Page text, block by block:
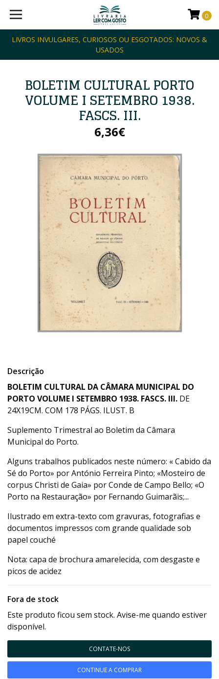
LIVROS INVULGARES, CURIOSOS OU ESGOTADOS: NOVOS &
USADOS
0
BOLETIM CULTURAL PORTO
VOLUME I SETEMBRO 1938.
FASCS. III.
6,36€
Descrição
BOLETIM CULTURAL DA CÂMARA MUNICIPAL DO
PORTO VOLUME I SETEMBRO 1938. FASCS. III. DE
24X19CM. COM 178 PÁGS. ILUST. B
Suplemento Trimestral ao Boletim da Câmara
Municipal do Porto.
Alguns trabalhos publicados neste número: « Cabido da
Sé do Porto» por António Ferreira Pinto; «Mosteiro de
corpus Christi de Gaia» por Conde de Campo Bello; «O
Porto na Restauração» por Fernando Guimarãis;...
Ilustrado em extra-texto com gravuras, fotografias e
documentos impressos com grande qualidade sob
papel couché
Nota: capa de brochura amarelecida, com desgaste e
picos de acidez
Fora de stock
Este produto ficou sem stock. Avise-me quando estiver
disponível.
CONTATE-NOS
CONTINUE A COMPRAR